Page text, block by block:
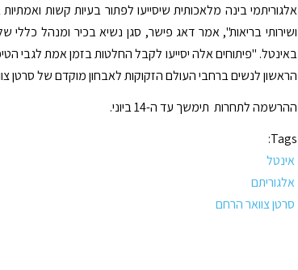
אלגוריתמי בינה מלאכותית שיסייעו לפתור בעיות קשות
ושירותי בריאות", אמר דאג פישר, סגן נשיא בכיר ומנהל כללי
באינטל. "פיתוחים אלה יסייעו לקבל החלטות בזמן אמת לגבי
הראשון לנשים ברחבי העולם הזקוקות לאבחון מוקדם של סרטן
ההרשמה לתחרות תימשך עד ה-14 ביוני.
Tags:
אינטל
אלגוריתם
סרטן צוואר הרחם